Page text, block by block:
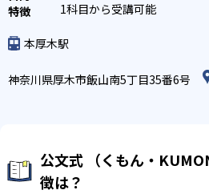
1科目から受講可能
本厚木駅
神奈川県厚木市飯山南5丁目35番6号
公文式 （くもん・
徴は？